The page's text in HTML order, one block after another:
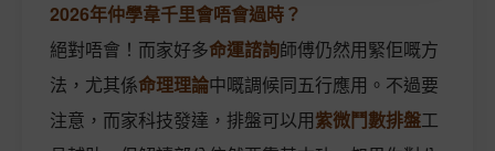
2026年仲學韋千里會唔會過時？
絕對唔會！而家好多命運諮詢師傅仍然用緊佢嘅方
法，尤其係命理理論中嘅調候同五行應用。不過要
注意，而家科技發達，排盤可以用紫微鬥數排盤工